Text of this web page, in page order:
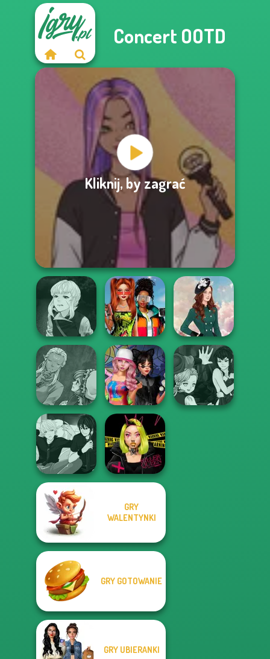
Concert OOTD
Kliknij, by zagrać
Manga Creator
Vampire Hunter
P...
Babs And
Friends Love
Match Pr...
Kate Middleton
Manga Creator
World Of
Fantasy...
Spin The Bottle
Style Exchange...
Manga Creator -
Rebels Page 3
Urban Glam
GRY
WALENTYNKI
GRY GOTOWANIE
GRY UBIERANKI